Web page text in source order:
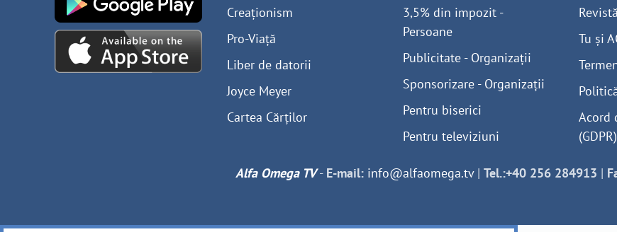
Creaționism
Pro-Viață
Liber de datorii
Joyce Meyer
Cartea Cărților
3,5% din impozit -
Persoane
Publicitate - Organizații
Sponsorizare - Organizații
Pentru biserici
Pentru televiziuni
Revistă
Tu și
Acord
(GDPR)
Alfa Omega TV- E-mail: info@alfaomega.tv| Tel.:+40 256 284913 |